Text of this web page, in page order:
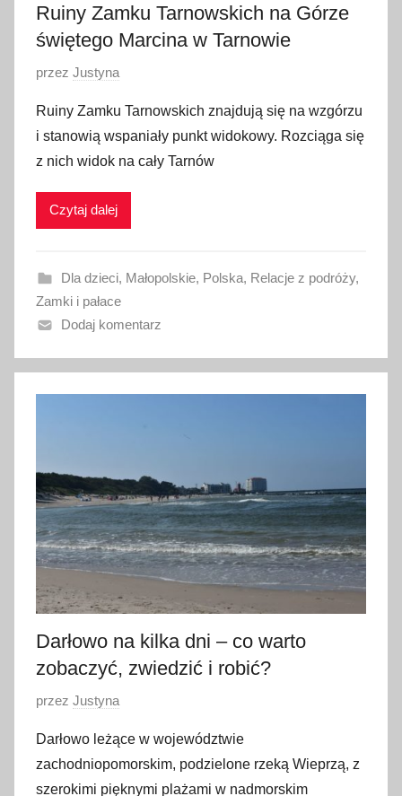
Ruiny Zamku Tarnowskich na Górze
świętego Marcina w Tarnowie
O
u
b
l
i
a
n
o
7
m
a
2
0
2
1
przez Justyna
Ruiny Zamku Tarnowskich znajdują się na wzgórzu
i stanowią wspaniały punkt widokowy. Rozciąga się
z nich widok na cały Tarnów
Czytaj dalej
Dla dzieci, Małopolskie, Polska, Relacje z podróży,
Zamki i pałace
Dodaj komentarz
Darłowo na kilka dni – co warto
zobaczyć, zwiedzić i robić?
O
u
b
przez Justyna
Darłowo leżące w województwie
zachodniopomorskim, podzielone rzeką Wieprzą, z
szerokimi pięknymi plażami w nadmorskim